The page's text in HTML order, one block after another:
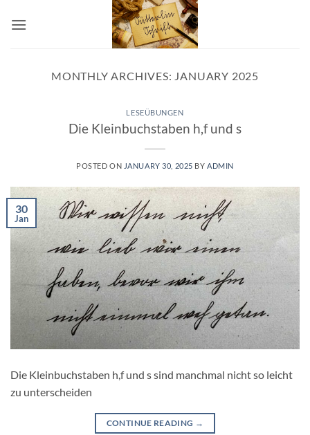
MONTHLY ARCHIVES: JANUARY 2025
LESEÜBUNGEN
Die Kleinbuchstaben h,f und s
POSTED ON JANUARY 30, 2025 BY ADMIN
30
Jan
Die Kleinbuchstaben h,f und s sind manchmal nicht so leicht
zu unterscheiden
CONTINUE READING →